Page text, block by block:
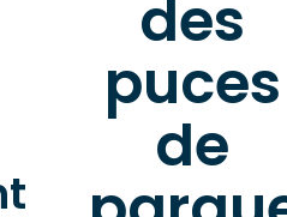
des
puces
de